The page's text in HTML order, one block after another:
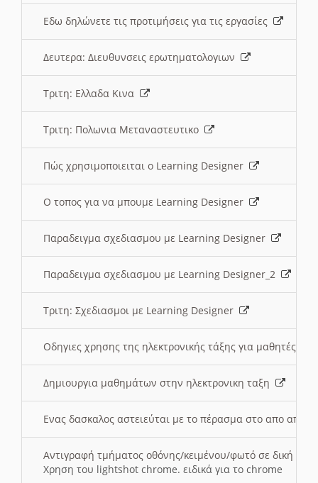
Εδω δηλώνετε τις προτιμήσεις για τις εργασίες
Δευτερα: Διευθυνσεις ερωτηματολογιων
Τριτη: Ελλαδα Κινα
Τριτη: Πολωνια Μεταναστευτικο
Πώς χρησιμοποιειται ο Learning Designer
O τοπος για να μπουμε Learning Designer
Παραδειγμα σχεδιασμου με Learning Designer
Παραδειγμα σχεδιασμου με Learning Designer_2
Τριτη: Σχεδιασμοι με Learning Designer
Οδηγιες χρησης της ηλεκτρονικής τάξης για μαθητές
Δημιουργια μαθημάτων στην ηλεκτρονικη ταξη
Ενας δασκαλος αστειεύται με το πέρασμα στο απο
Αντιγραφή τμήματος οθόνης/κειμένου/φωτό σε δική
Χρηση του lightshot chrome. ειδικά για το chrome